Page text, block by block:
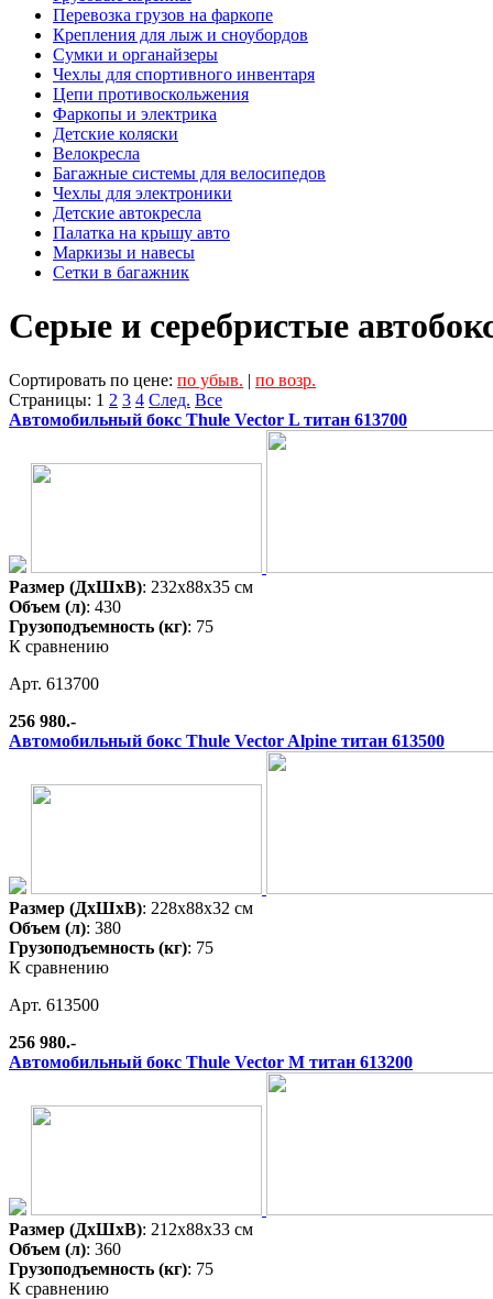
Перевозка грузов на фаркопе
Крепления для лыж и сноубордов
Сумки и органайзеры
Чехлы для спортивного инвентаря
Цепи противоскольжения
Фаркопы и электрика
Детские коляски
Велокресла
Багажные системы для велосипедов
Чехлы для электроники
Детские автокресла
Палатка на крышу авто
Маркизы и навесы
Сетки в багажник
Серые и серебристые
Сортировать по цене: по убыв. | по возр.
Страницы: 1 2 3 4 След. Все
Автомобильный бокс Thule Vector L титан 613700
Размер (ДхШхВ): 232x88x35 см
Объем (л): 430
Грузоподъемность (кг): 75
К сравнению
Арт. 613700
256 980.-
Автомобильный бокс Thule Vector Alpine титан 613500
Размер (ДхШхВ): 228x88x32 см
Объем (л): 380
Грузоподъемность (кг): 75
К сравнению
Арт. 613500
256 980.-
Автомобильный бокс Thule Vector M титан 613200
Размер (ДхШхВ): 212x88x33 см
Объем (л): 360
Грузоподъемность (кг): 75
К сравнению